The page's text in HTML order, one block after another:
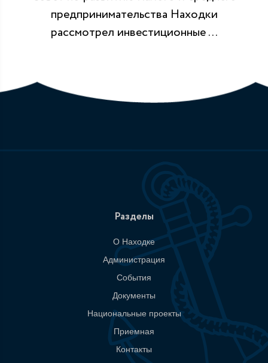
предпринимательства Находки
рассмотрел инвестиционные ...
Разделы
О Находке
Администрация
События
Документы
Национальные проекты
Приемная
Контакты